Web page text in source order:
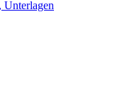
Unterlagen